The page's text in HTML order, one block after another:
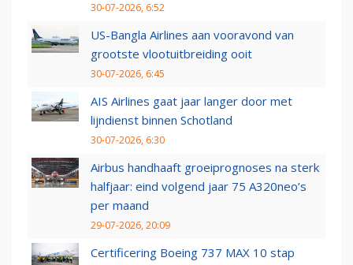
30-07-2026, 6:52
US-Bangla Airlines aan vooravond van
grootste vlootuitbreiding ooit
30-07-2026, 6:45
AIS Airlines gaat jaar langer door met
lijndienst binnen Schotland
30-07-2026, 6:30
Airbus handhaaft groeiprognoses na sterk
halfjaar: eind volgend jaar 75 A320neo’s
per maand
29-07-2026, 20:09
Certificering Boeing 737 MAX 10 stap